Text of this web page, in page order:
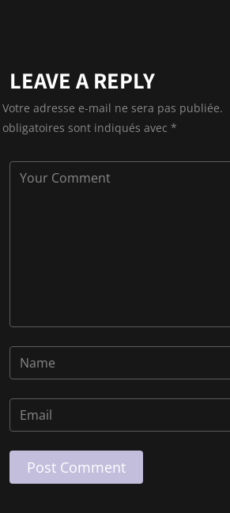
LEAVE A REPLY
Votre adresse e-mail ne sera pas publiée.
obligatoires sont indiqués avec *
Post Comment